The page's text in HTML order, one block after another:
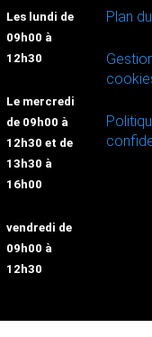
Les lundi de
09h00 à
12h30
Le mercredi
de 09h00 à
12h30 et de
13h30 à
16h00
vendredi de
09h00 à
12h30
Plan